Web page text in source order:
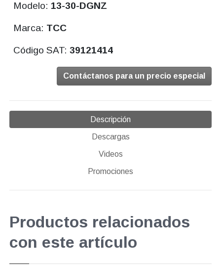
Modelo: 13-30-DGNZ
Marca: TCC
Código SAT:39121414
Contáctanos para un precio especial
Descripción
Descargas
Videos
Promociones
Productos relacionados
con este artículo